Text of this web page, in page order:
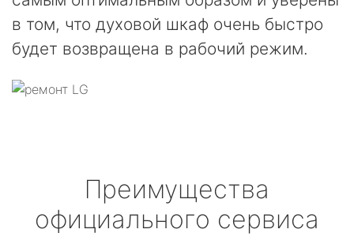
в том, что духовой шкаф очень быстро
будет возвращена в рабочий режим.
Преимущества
официального сервиса